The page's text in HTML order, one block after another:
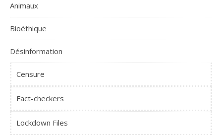
Animaux
Bioéthique
Désinformation
Censure
Fact-checkers
Lockdown Files